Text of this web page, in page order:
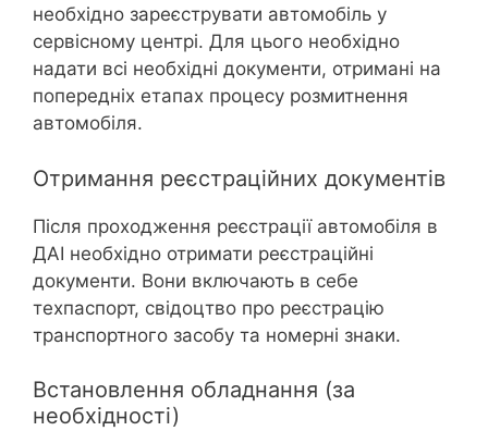
необхідно зареєструвати автомобіль у
сервісному центрі. Для цього необхідно
надати всі необхідні документи, отримані на
попередніх етапах процесу розмитнення
автомобіля.
Отримання реєстраційних документів
Після проходження реєстрації автомобіля в
ДАІ необхідно отримати реєстраційні
документи. Вони включають в себе
техпаспорт, свідоцтво про реєстрацію
транспортного засобу та номерні знаки.
Встановлення обладнання (за
необхідності)